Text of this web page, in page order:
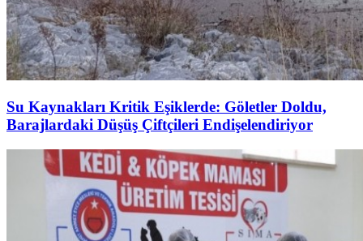
Su Kaynakları Kritik Eşiklerde: Göletler Doldu,
Barajlardaki Düşüş Çiftçileri Endişelendiriyor